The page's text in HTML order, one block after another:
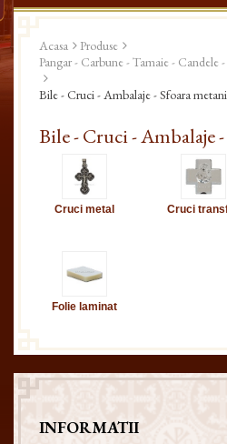
Acasa
Produse
Pangar - Carbune - Tamaie -
Bile - Cruci - Ambalaje - Sfoara
Bile - Cruci - Ambalaje
Cruci metal Cruci
Folie laminat
INFORMATII